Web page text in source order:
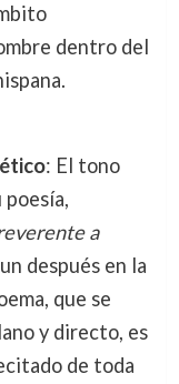
dentro del
: El tono
a
después en la
que se
y directo, es
de toda